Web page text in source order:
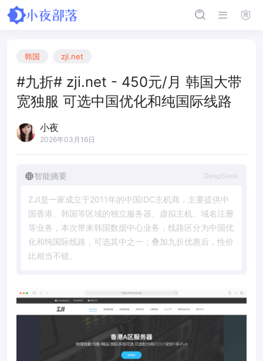
韩国 zji.net
#九折# zji.net - 450元/月 韩国大带
宽独服 可选中国优化和纯国际线路
小夜
2026年03月16日
智能摘要 DeepSeek
ZJI是一家成立于2011年的中国IDC主机 商 ， 主要提供中
国香港 韩国等区域的独立服务器 虚拟主机 域名注册
等业务 ， 本次带来韩国数据中心业务 ， 线路区分为中国优
化和纯国际线路 ， 可选其中之一 ； 叠加九折优惠后 ， 性价
比相当不错